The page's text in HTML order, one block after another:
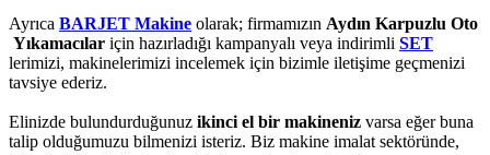
Ayrıca BARJET Makine olarak; firmamızın Aydın Karpuzlu Oto
Yıkamacılar için hazırladığı kampanyalı veya indirimli SET
lerimizi, makinelerimizi incelemek için bizimle iletişime geçmenizi
tavsiye ederiz.
Elinizde bulundurduğunuz ikinci el bir makineniz varsa eğer buna
talip olduğumuzu bilmenizi isteriz. Biz makine imalat sektöründe,